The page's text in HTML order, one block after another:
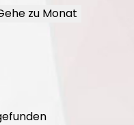
zu Monat